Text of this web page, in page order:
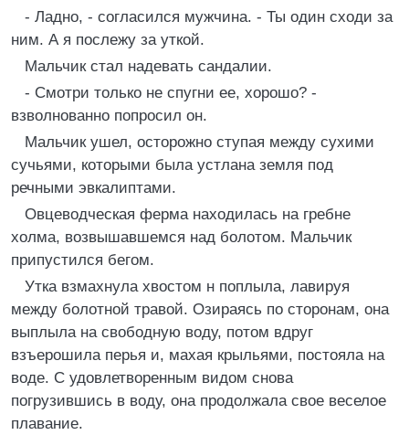
- Ладно, - согласился мужчина. - Ты один сходи за
ним. А я послежу за уткой.
Мальчик стал надевать сандалии.
- Смотри только не спугни ее, хорошо? -
взволнованно попросил он.
Мальчик ушел, осторожно ступая между сухими
сучьями, которыми была устлана земля под
речными эвкалиптами.
Овцеводческая ферма находилась на гребне
холма, возвышавшемся над болотом. Мальчик
припустился бегом.
Утка взмахнула хвостом н поплыла, лавируя
между болотной травой. Озираясь по сторонам, она
выплыла на свободную воду, потом вдруг
взъерошила перья и, махая крыльями, постояла на
воде. С удовлетворенным видом снова
погрузившись в воду, она продолжала свое веселое
плавание.